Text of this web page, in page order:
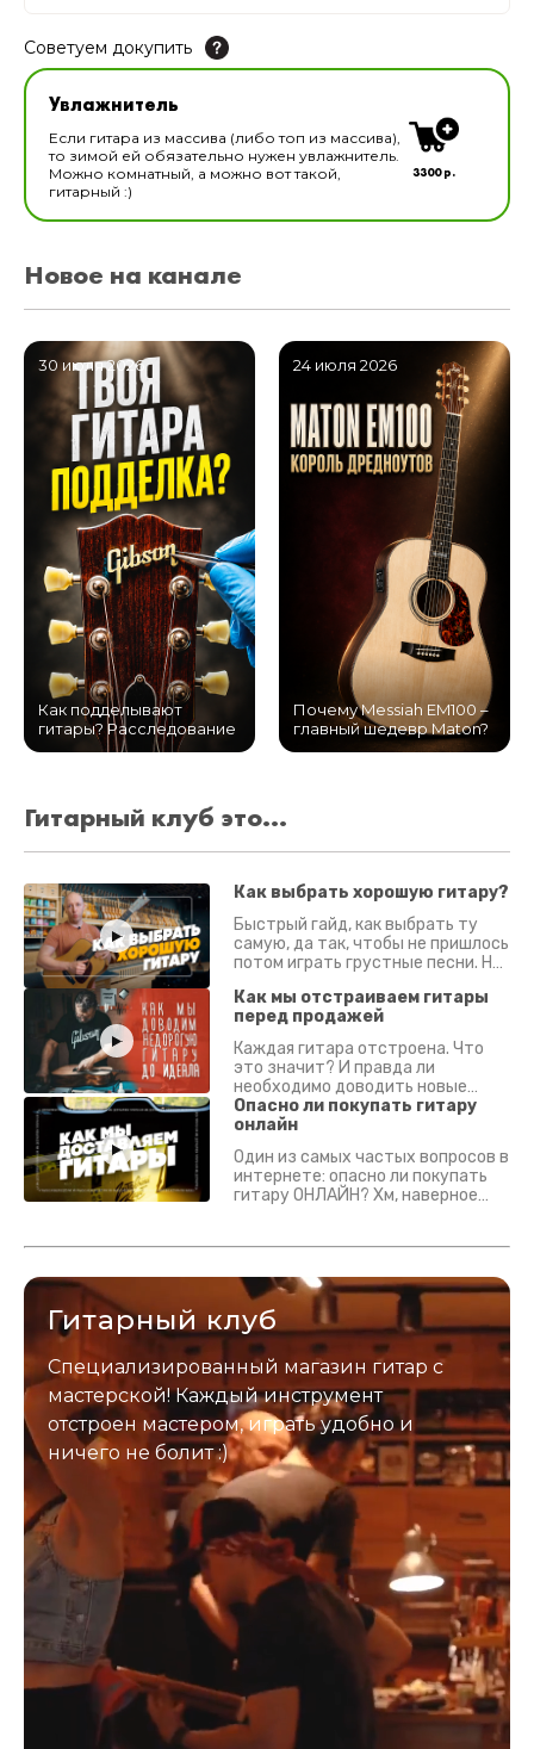
Советуем докупить
Увлажнитель для музыкальных инструментов
В наличии
Увлажнитель
Если гитара из массива (либо топ из массива),
то зимой ей обязательно нужен увлажнитель.
Можно комнатный, а можно вот такой,
гитарный :)
3300 р.
Новое на канале
30 июля 2026
Как подделывают
гитары? Расследование
24 июля 2026
Почему Messiah EM100 –
главный шедевр Maton?
Гитарный клуб это...
Как выбрать хорошую гитару?
Быстрый гайд, как выбрать ту
самую, да так, чтобы не пришлось
потом играть грустные песни. На
Как мы отстраиваем гитары
перед продажей
Каждая гитара отстроена. Что
это значит? И правда ли
необходимо доводить новые
гитары? Если кратко - да.
Подробно - в видео :)
Опасно ли покупать гитару
онлайн
Один из самых частых вопросов в
интернете: опасно ли покупать
гитару ОНЛАЙН? Хм, наверное
застрахован. Случись что -
Гитарный клуб
Специализированный магазин гитар с
мастерской! Каждый инструмент
отстроен мастером, играть удобно и
ничего не болит :)